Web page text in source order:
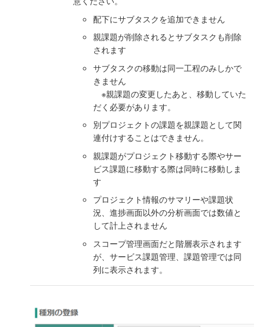
配下にサブタスクを追加できません
親課題が削除されるとサブタスクも削除
されます
サブタスクの移動は同一工程のみしかで
きません
※親課題の変更したあと、移動していた
だく必要があります。
別プロジェクトの課題を親課題として関
連付けすることはできません。
親課題がプロジェクト移動する際やサー
ビス課題に移動する際は同時に移動しま
す
プロジェクト情報のサマリーや課題状
況、進捗画面以外の分析画面では数値と
して計上されません
スコープ管理画面だと階層表示されます
が、サービス課題管理、課題管理では同
列に表示されます。